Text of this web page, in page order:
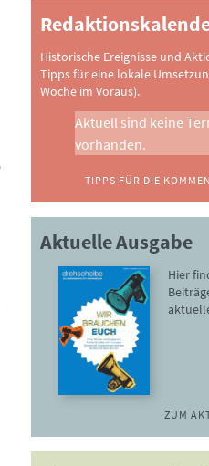
Historische Ereignisse und
Tipps für eine lokale
Woche im Voraus).
Aktuell sind keine
vorhanden.
TIPPS FÜR DIE
Aktuelle Ausgabe
Hier
ZUM